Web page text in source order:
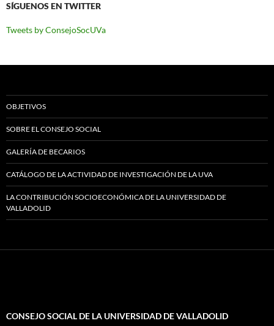
SÍGUENOS EN TWITTER
Tweets by ConsejoSocUVa
OBJETIVOS
SOBRE EL CONSEJO SOCIAL
GALERÍA DE BECARIOS
CATÁLOGO DE LA ACTIVIDAD DE INVESTIGACIÓN DE LA UVA
LA CONTRIBUCIÓN SOCIOECONÓMICA DE LA UNIVERSIDAD DE
VALLADOLID
CONSEJO SOCIAL DE LA UNIVERSIDAD DE VALLADOLID